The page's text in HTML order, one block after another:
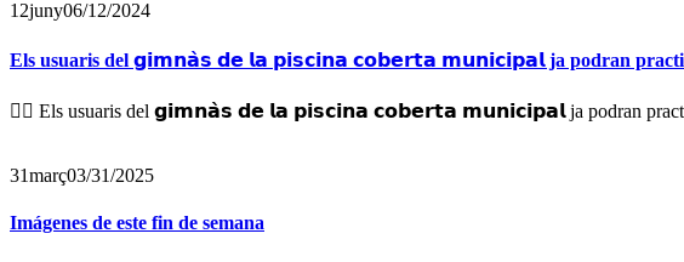
12juny06/12/2024
Els usuaris del 𝗴𝗶𝗺𝗻𝗮̀𝘀 𝗱𝗲 𝗹𝗮 𝗽𝗶𝘀𝗰𝗶𝗻𝗮 𝗰𝗼𝗯𝗲𝗿𝘁𝗮 𝗺𝘂𝗻𝗶𝗰𝗶𝗽𝗮𝗹 ja podran
🏋️‍♀️ Els usuaris del 𝗴𝗶𝗺𝗻𝗮̀𝘀 𝗱𝗲 𝗹𝗮 𝗽𝗶𝘀𝗰𝗶𝗻𝗮 𝗰𝗼𝗯𝗲𝗿𝘁𝗮 𝗺𝘂𝗻𝗶𝗰𝗶𝗽𝗮𝗹 ja podran
31març03/31/2025
Imágenes de este fin de semana